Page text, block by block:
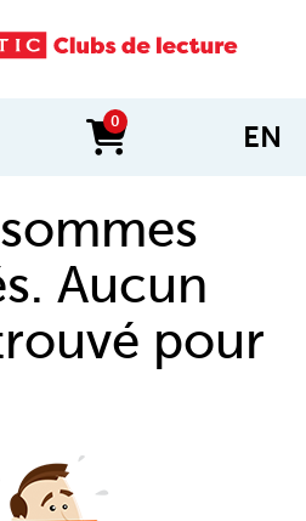
0
items in cart EN
Aucun
pour